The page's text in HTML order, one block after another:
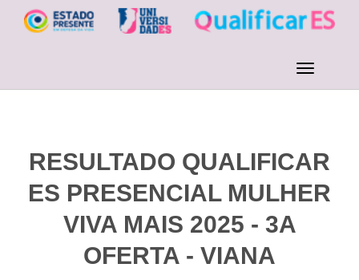
RESULTADO QUALIFICAR
ES PRESENCIAL MULHER
VIVA MAIS 2025 - 3A
OFERTA - VIANA